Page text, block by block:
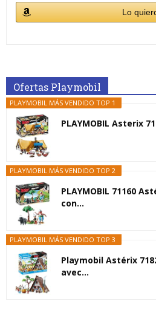
Lo
Ofertas Playmobil
PLAYMOBIL MÁS VENDIDO TOP 1
PLAYMOBIL Asterix
PLAYMOBIL MÁS VENDIDO TOP 2
PLAYMOBIL 71160
con...
PLAYMOBIL MÁS VENDIDO TOP 3
Playmobil Astérix
avec...